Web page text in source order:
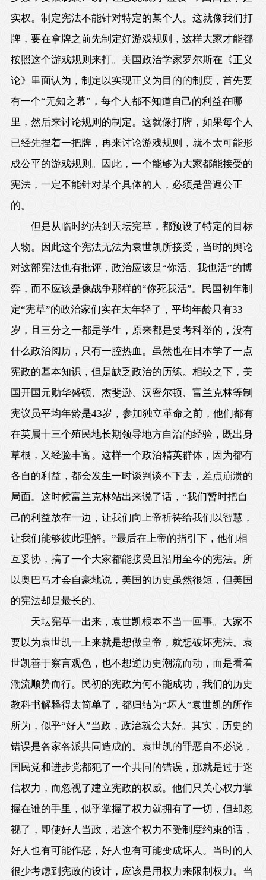
实权。制定宪法不能针对特定的某个人。这就像我们打
牌，要在拿牌之前先制定好游戏规则，这样大家才能都
按照这个游戏规则来打。美国政治学家罗尔斯在《正义
论》里面认为，制定以实现正义为目的的制度，首先要
有一个“无知之幕”，每个人都不知道自己的利益在哪
里，然后来讨论规则的制定。这就像打牌，如果每个人
已经先捏着一把牌，再来讨论游戏规则，就不太可能形
成公平的游戏规则。因此，一个能够为大家都能接受的
宪法，一定不能针对某个具体的人，必须是普遍公正
的。
但是从临时约法到天坛宪草，都预设了特定的目标
人物。因此这个宪法无法为袁世凯所接受，当时的舆论
对这部宪法也有批评，政治应该是“你活、我也活”的博
弈，而不应该是像战争那样的“你死我活”。民国初年制
定“宪草”的政治家们实在太年轻了，平均年龄只有33
岁，且三分之一都是学生，原来都是要考科举的，没有
什么政治阅历，只有一腔热血。虽然也在日本学了一点
宪政的基本知识，但是缺乏政治的历练。相较之下，美
国开国元勋华盛顿、杰斐逊、汉密尔顿、富兰克林等制
宪议员平均年龄是43岁，参加独立革命之前，他们都有
在英属十三个殖民地长期领导地方自治的经验，既出身
草根，又经验丰富。这样一个政治精英群体，因为都有
各自的利益，都会发生一时谈判谈不下去，差点崩溃的
局面。这时候富兰克林站出来说了话，“我们暂时把自
己的利益放在一边，让我们向上帝祈祷给我们以智慧，
让我们能够彼此理解。”最后在上帝的指引下，他们相
互妥协，搞了一个大家都能接受且沿用至今的宪法。所
以奥巴马才会自豪地说，美国的历史虽然很短，但美国
的宪法却是最长的。
天坛宪草一出来，袁世凯根本不当一回事。大家不
要以为袁世凯一上来就是想做皇帝，就想破坏宪法。袁
世凯善于察言观色，也不想逆历史潮流而动，而是看着
潮流顺势而行。民初的宪政为何不能成功，我们的历史
教科书解释得太简单了，都归结为“坏人”袁世凯的所作
所为，似乎“好人”当政，政治就会大好。其实，历史的
错误是各家各派共同造成的。袁世凯的罪恶自不必说，
国民党和进步党都犯了一个共同的错误，那就是过于迷
信权力，而忽视了建立宪政的权威。他们只关心权力掌
握在谁的手里，似乎掌握了权力就拥有了一切，但却忽
视了，即使好人当政，若这个权力不受制度约束的话，
好人也有可能作恶，好人也有可能变成坏人。当时的人
很少考虑到宪政的设计，应该是用权力来限制权力。当